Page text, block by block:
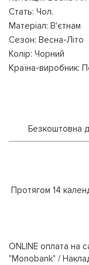
Стать: Чол.
Матеріал: В'єтнам
Сезон: Весна-Літо
Колір: Чорний
Країна-виробник:
Безкоштовна
Протягом 14
ONLINE оплата на
"Monobank" /